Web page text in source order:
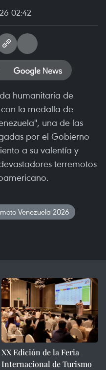
02:42
humanitaria de
la medalla de
una de las
por el Gobierno
a su valentía y
terremotos
Venezuela 2026
XX Edición de la Feria
Internacional de Turismo